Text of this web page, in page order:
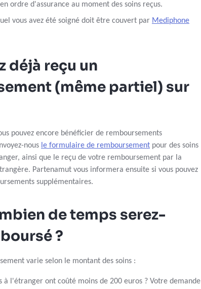
ordre d'assurance au moment des soins reçus.
vous avez été soigné doit être couvert par Mediphone
déjà reçu un
(même partiel) sur
pouvez encore bénéficier de remboursements
nous le formulaire de remboursement pour des soins
ainsi que le reçu de votre remboursement par la
Partenamut vous informera ensuite si vous pouvez
supplémentaires.
de temps serez-
?
varie selon le montant des soins :
à l'étranger ont coûté moins de 200 euros ? Votre demande